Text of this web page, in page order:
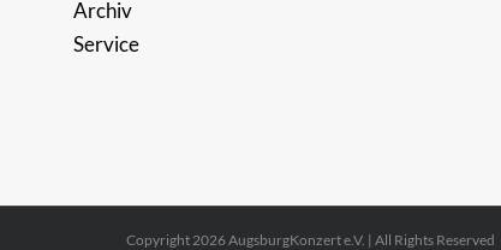
Archiv
Service
Copyright 2026 AugsburgKonzert e.V. | All Rights Reserved